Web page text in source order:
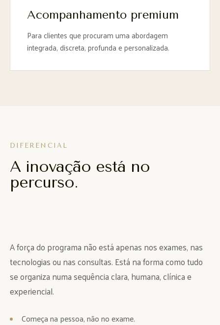
Acompanhamento premium
Para clientes que procuram uma abordagem
integrada, discreta, profunda e personalizada.
DIFERENCIAL
A inovação está no
percurso.
A força do programa não está apenas nos exames, nas
tecnologias ou nas consultas. Está na forma como tudo
se organiza numa sequência clara, humana, clínica e
experiencial.
Começa na pessoa, não no exame.